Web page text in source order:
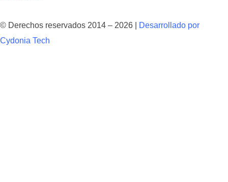
© Derechos reservados 2014 – 2026 | Desarrollado por
Cydonia Tech